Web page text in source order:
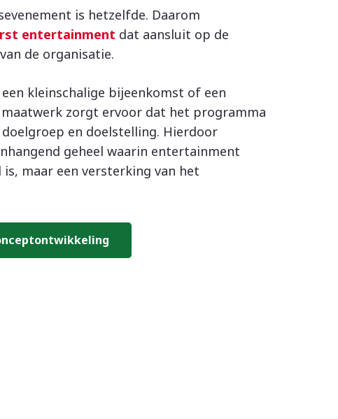
is hetzelfde. Daarom
entertainment dat aansluit op de
de organisatie.
kleinschalige bijeenkomst of een
zorgt ervoor dat het programma
en doelstelling. Hierdoor
geheel waarin entertainment
is, maar een versterking van het